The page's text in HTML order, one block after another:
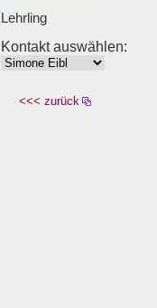
Lehrling
Kontakt auswählen:
<<< zurück